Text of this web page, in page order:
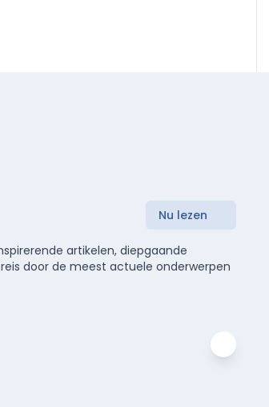
Nu lezen
artikelen, diepgaande
door de meest actuele onderwerpen